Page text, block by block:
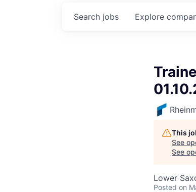
Search jobs Explore
This
See
See
Lower
Posted on